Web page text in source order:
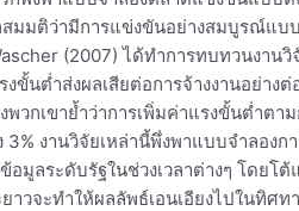
สมมติว่ามีการแข่งขันอย่างสมบูรณ์แบ
(2007) ได้ทำการทบทวนงาน
ขั้นต่ำส่งผลเสียต่อการจ้างงานอย่าง
วกเขาย้ำว่าการเพิ่มค่าแรงขั้นต่ำตา
3% งานวิจัยเหล่านี้พึ่งพาแบบจำลอง
อมูลระดับรัฐในช่วงเวลาต่างๆ โดยโ
าวจะทำให้ผลลัพธ์เอนเอียงไปในทิศ